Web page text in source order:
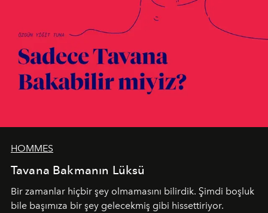
HOMMES
Tavana Bakmanın Lüksü
Bir zamanlar hiçbir şey olmamasını bilirdik. Şimdi boşluk
bile başımıza bir şey gelecekmiş gibi hissettiriyor.